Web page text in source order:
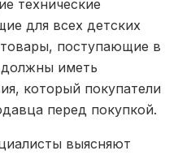
технические
для всех детских
поступающие в
иметь
который покупатели
перед покупкой.
выясняют